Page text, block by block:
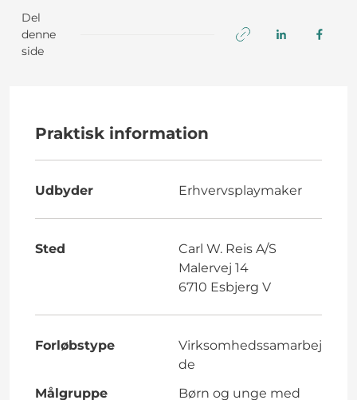
Del
denne
side
Praktisk information
Udbyder Erhvervsplaymaker
Sted
Carl W. Reis A/S
Malervej 14
6710 Esbjerg V
Forløbstype
Virksomhedssamarbej
de
Målgruppe
Børn og unge med